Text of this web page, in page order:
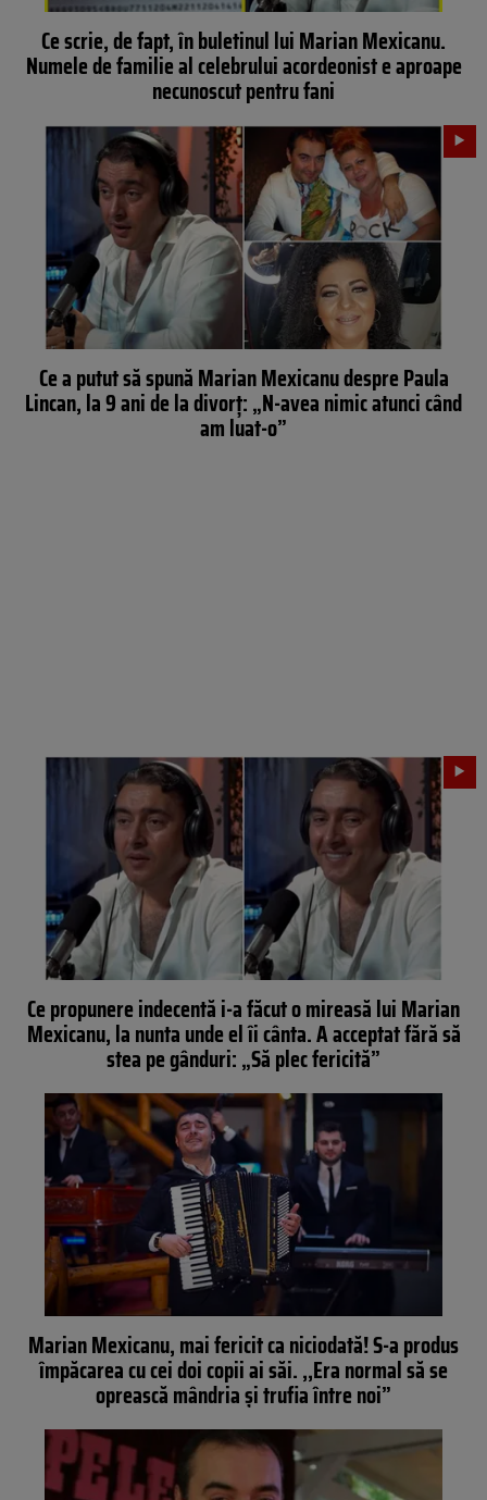
Ce scrie, de fapt, în buletinul lui Marian Mexicanu.
Numele de familie al celebrului acordeonist e aproape
necunoscut pentru fani
Ce a putut să spună Marian Mexicanu despre Paula
Lincan, la 9 ani de la divorț: „N-avea nimic atunci când
am luat-o”
Ce propunere indecentă i-a făcut o mireasă lui Marian
Mexicanu, la nunta unde el îi cânta. A acceptat fără să
stea pe gânduri: „Să plec fericită”
Marian Mexicanu, mai fericit ca niciodată! S-a produs
împăcarea cu cei doi copii ai săi. ,,Era normal să se
oprească mândria și trufia între noi”